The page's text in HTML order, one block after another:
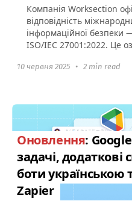
Компанія Worksection
відповідність
інформаційної безпеки
ISO/IEC 27001:2022. Це
10 червня 2025 • 2 min read
Оновлення:
задачі, додаткові
боти українською
Zapier